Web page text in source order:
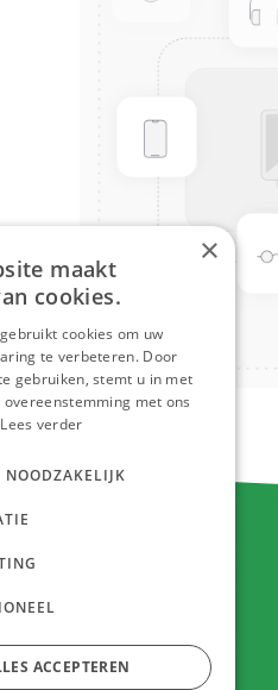
BV
2
×
maakt
cookies.
cookies om uw
te verbeteren. Door
gebruiken, stemt u in met
met ons
Lees verder
NOODZAKELIJK
ACCEPTEREN